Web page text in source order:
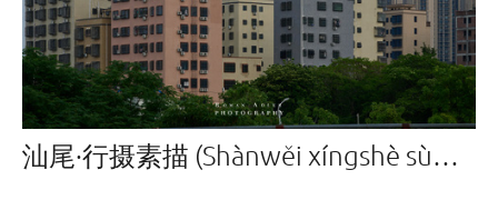
汕尾·行摄素描 (Shànwěi xíngshè sùmiáo)